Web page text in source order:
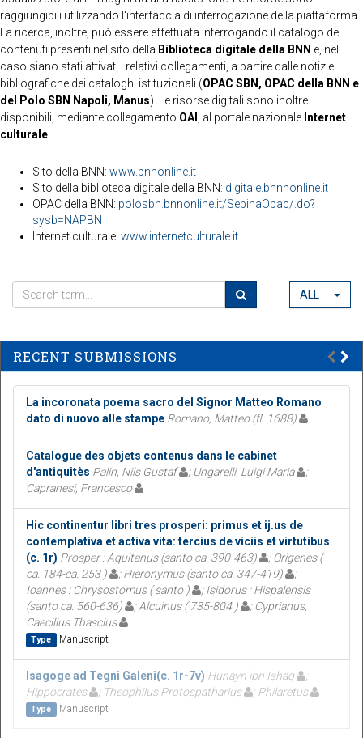
raggiungibili utilizzando l'interfaccia di interrogazione della piattaforma.
La ricerca, inoltre, può essere effettuata interrogando il catalogo dei
contenuti presenti nel sito della Biblioteca digitale della BNN e, nel
caso siano stati attivati i relativi collegamenti, a partire dalle notizie
bibliografiche dei cataloghi istituzionali (OPAC SBN, OPAC della BNN e
del Polo SBN Napoli, Manus). Le risorse digitali sono inoltre
disponibili, mediante collegamento OAI , al portale nazionale Internet
culturale
Sito della BNN: www.bnnonline.it
Sito della biblioteca digitale della BNN: digitale.bnnnonline.it
OPAC della BNN: polosbn.bnnonline.it/SebinaOpac/.do?
sysb=NAPBN
Internet culturale: www.internetculturale.it
ALL
RECENT SUBMISSIONS
La incoronata poema sacro del Signor Matteo Romano
dato di nuovo alle stampe Romano, Matteo (fl. 1688)
Catalogue des objets contenus dans le cabinet
d'antiquitès Palin, Nils Gustaf ; Ungarelli, Luigi Maria
;
Capranesi, Francesco
Hic continentur libri tres prosperi: primus et ij.us de
contemplativa et activa vita: tercius de viciis et virtutibus
(c. 1r) Prosper : Aquitanus (santo ca. 390-463)
; Origenes (
ca. 184-ca. 253 )
; Hieronymus (santo ca. 347-419)
;
Ioannes : Chrysostomus ( santo )
; Isidorus : Hispalensis
(santo ca. 560-636)
; Alcuinus ( 735-804 )
; Cyprianus,
Caecilius Thascius
Type Manuscript
Isagoge ad Tegni Galeni(c. 1r-7v) Hunayn ibn Ishaq
Hippocrates
; Theophilus Protospatharius ; Philaretus
Type Manuscript